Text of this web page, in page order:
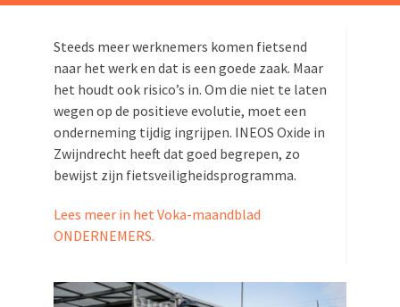
naar:Steeds meer werknemers komen fietsend
naar het werk en dat is een goede zaak. Maar
het houdt ook risico’s in. Om die niet te laten
wegen op de positieve evolutie, moet een
onder­neming tijdig ingrijpen. INEOS Oxide in
Zwijn­drecht heeft dat goed begrepen, zo
bewijst zijn fietsveiligheidsprogramma.
Lees meer in het Voka-maandblad
ONDERNEMERS.